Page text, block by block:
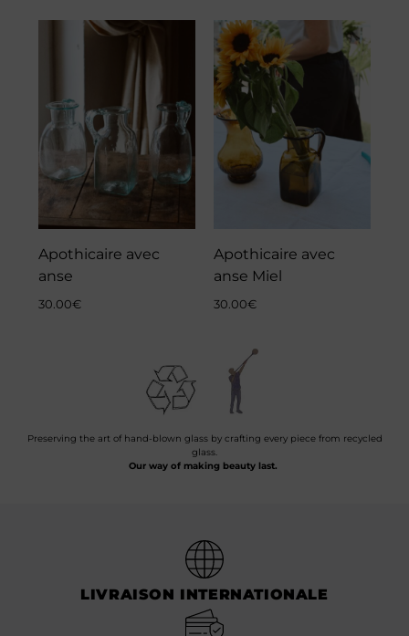
Apothicaire avec
anse
30.00€
Apothicaire avec
anse Miel
30.00€
Preserving the art of hand-blown glass by crafting every piece from recycled
glass.
Our way of making beauty last.
LIVRAISON INTERNATIONALE